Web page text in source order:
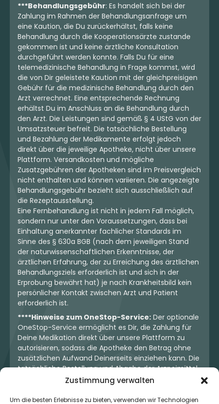
Zustimmung verwalten
Um die besten Erlebnisse zu bieten, verwenden wir Technologien
***Behandlungsgebühr: Es handelt sich bei der
Zahlung im Rahmen der Behandlungsanfrage um
eine Kaution, die Du zurückerhältst, falls keine
Behandlung durch die Kooperationsärzte zustande
gekommen ist und keine ärztliche Konsultation
durchgeführt werden konnte. Falls Du für eine
telemedizinische Behandlung in Frage kommst, wird
die von Dir geleistete Kaution mit der gleichpreisigen
Gebühr für die medizinische Behandlung durch den
Arzt verrechnet. Eine entsprechende Rechnung
erhältst Du im Anschluss an die Behandlung durch
den Arzt. Die Leistungen sind gemäß § 4 UStG von der
Umsatzsteuer befreit. Die tatsächliche Bestellung
und Bezahlung der Medikamente erfolgt jedoch
direkt über die jeweilige Apotheke, nicht über unsere
Plattform. Versandkosten und mögliche
Zusatzgebühren der Apotheken sind im Preisvergleich
nicht enthalten und können variieren. Die angezeigte
Behandlungsgebühr bezieht sich ausschließlich auf
die Rezeptausstellung.
Eine Fernbehandlung ist nicht in jedem Fall möglich,
sondern nur unter den Voraussetzungen, dass bei
Einhaltung anerkannter fachlicher Standards im
Sinne des § 630a BGB (nach dem jeweiligen Stand
der naturwissenschaftlichen Erkenntnisse, der
ärztlichen Erfahrung, der zu Erreichung des ärztlichen
Behandlungsziels erforderlich ist und sich in der
Erprobung bewährt hat) je nach Krankheitsbild kein
persönlicher Kontakt zwischen Arzt und Patient
erforderlich ist.
****Hinweise zum OneStop-Service: Der optionale
OneStop-Service ermöglicht es Dir, die Zahlung für
Deine Medikation direkt über unsere Plattform zu
autorisieren, sodass die Apotheke den Betrag ohne
zusätzlichen Aufwand Deinerseits einziehen kann. Die
tatsächliche Bestellung und Abgabe der Arzneimittel
erfolgt jedoch ausschließlich über die jeweilige
Dir und der Apotheke. Unser OneStop-Service stellt